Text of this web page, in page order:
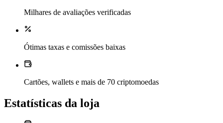
Milhares de avaliações verificadas
Ótimas taxas e comissões baixas
Cartões, wallets e mais de 70 criptomoedas
Estatísticas da loja